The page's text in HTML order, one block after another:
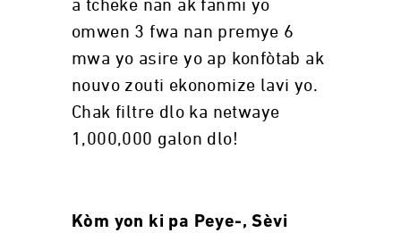
a tcheke nan ak fanmi yo
omwen 3 fwa nan premye 6
mwa yo asire yo ap konfòtab ak
nouvo zouti ekonomize lavi yo.
Chak filtre dlo ka netwaye
1,000,000 galon dlo!
Kòm yon ki pa Peye-, Sèvi